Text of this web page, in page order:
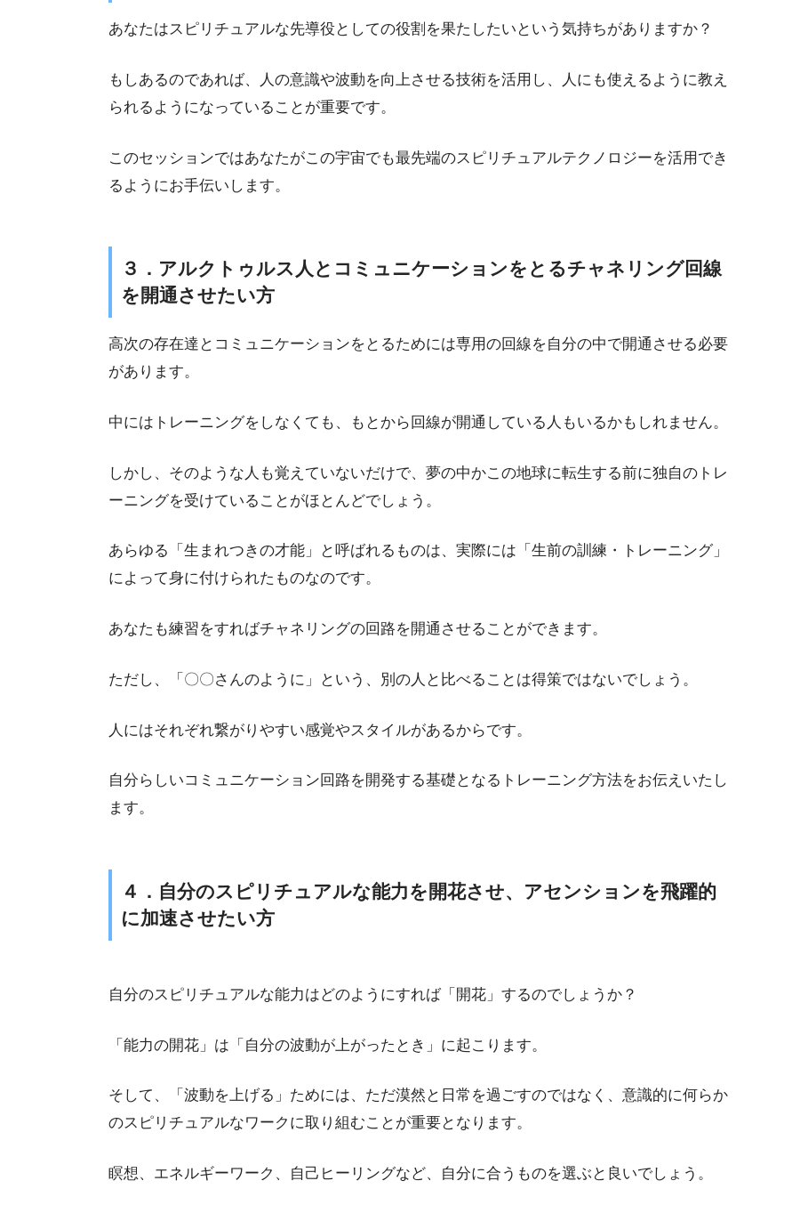
あなたはスピリチュアルな先導役としての役割を果たしたいという気持ちがありますか？
もしあるのであれば、人の意識や波動を向上させる技術を活用し、人にも使えるように教え
られるようになっていることが重要です。
このセッションではあなたがこの宇宙でも最先端のスピリチュアルテクノロジーを活用でき
るようにお手伝いします。
３．アルクトゥルス人とコミュニケーションをとるチャネリング回線
を開通させたい方
高次の存在達とコミュニケーションをとるためには専用の回線を自分の中で開通させる必要
があります。
中にはトレーニングをしなくても、もとから回線が開通している人もいるかもしれません。
しかし、そのような人も覚えていないだけで、夢の中かこの地球に転生する前に独自のトレ
ーニングを受けていることがほとんどでしょう。
あらゆる「生まれつきの才能」と呼ばれるものは、実際には「生前の訓練・トレーニング」
によって身に付けられたものなのです。
あなたも練習をすればチャネリングの回路を開通させることができます。
ただし、「〇〇さんのように」という、別の人と比べることは得策ではないでしょう。
人にはそれぞれ繋がりやすい感覚やスタイルがあるからです。
自分らしいコミュニケーション回路を開発する基礎となるトレーニング方法をお伝えいたし
ます。
４．自分のスピリチュアルな能力を開花させ、アセンションを飛躍的
に加速させたい方
自分のスピリチュアルな能力はどのようにすれば「開花」するのでしょうか？
「能力の開花」は「自分の波動が上がったとき」に起こります。
そして、「波動を上げる」ためには、ただ漠然と日常を過ごすのではなく、意識的に何らか
のスピリチュアルなワークに取り組むことが重要となります。
瞑想、エネルギーワーク、自己ヒーリングなど、自分に合うものを選ぶと良いでしょう。